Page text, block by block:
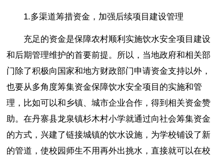
1.多渠道筹措资金，加强后续项目建设管理
充足的资金是保障农村顺利实施饮水安全项目建设
和后期管理维护的首要前提。所以，当地政府和相关部
门除了积极向国家和地方财政部门申请资金支持以外，
也要从多角度筹集资金保障饮水安全项目的实施和管
理，比如可以和乡镇、城市企业合作，得到相关资金赞
助。在丹寨县龙泉镇杉木村小学就通过向社会筹集资金
的方式，兴建了链接城镇的饮水设施，为学校铺设了新
的管道，使校园师生不用再外出挑水，直接就可以在校